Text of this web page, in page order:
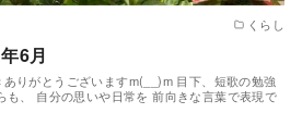
くらし
6月
りがとうございますm(__)m 目下、短歌の勉強
も、 自分の思いや日常を 前向きな言葉で表現で